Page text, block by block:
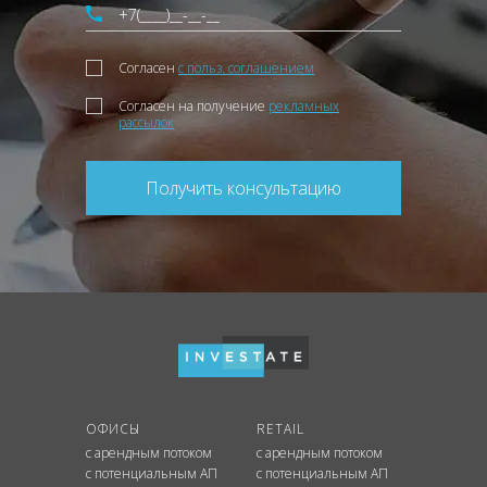
Согласен с польз. соглашением
Согласен на получение рекламных
рассылок
Получить консультацию
ОФИСЫ
с арендным потоком
с потенциальным АП
RETAIL
с арендным потоком
с потенциальным АП